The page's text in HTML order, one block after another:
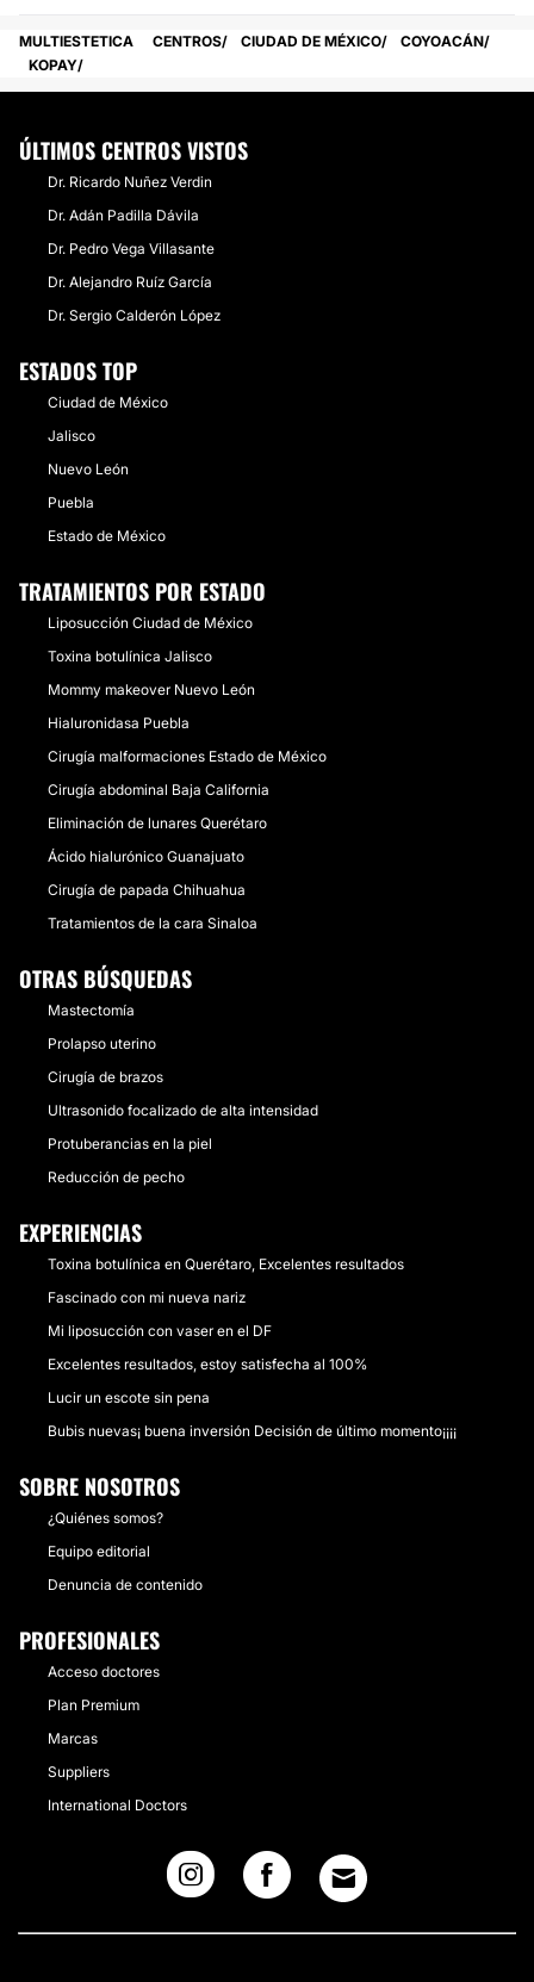
MULTIESTETICA CENTROS CIUDAD DE MÉXICO
COYOACÁN
KOPAY
ÚLTIMOS CENTROS VISTOS
Dr. Ricardo Nuñez Verdin
Dr. Adán Padilla Dávila
Dr. Pedro Vega Villasante
Dr. Alejandro Ruíz García
Dr. Sergio Calderón López
ESTADOS TOP
Ciudad de México
Jalisco
Nuevo León
Puebla
Estado de México
TRATAMIENTOS POR ESTADO
Liposucción Ciudad de México
Toxina botulínica Jalisco
Mommy makeover Nuevo León
Hialuronidasa Puebla
Cirugía malformaciones Estado de México
Cirugía abdominal Baja California
Eliminación de lunares Querétaro
Ácido hialurónico Guanajuato
Cirugía de papada Chihuahua
Tratamientos de la cara Sinaloa
OTRAS BÚSQUEDAS
Mastectomía
Prolapso uterino
Cirugía de brazos
Ultrasonido focalizado de alta intensidad
Protuberancias en la piel
Reducción de pecho
EXPERIENCIAS
Toxina botulínica en Querétaro, Excelentes resultados
Fascinado con mi nueva nariz
Mi liposucción con vaser en el DF
Excelentes resultados, estoy satisfecha al 100%
Lucir un escote sin pena
Bubis nuevas¡ buena inversión Decisión de último momento¡¡¡¡
SOBRE NOSOTROS
¿Quiénes somos?
Equipo editorial
Denuncia de contenido
PROFESIONALES
Acceso doctores
Plan Premium
Marcas
Suppliers
International Doctors